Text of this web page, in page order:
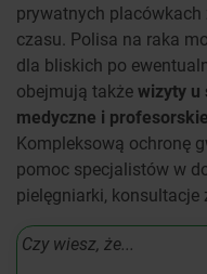
prywatnych
czasu. Polisa na raka
dla bliskich po
obejmują takżewizyty u
medyczne i
Kompleksową ochronę
pomoc specjalistów w
pielęgniarki, konsultacje
Czy wiesz, że...